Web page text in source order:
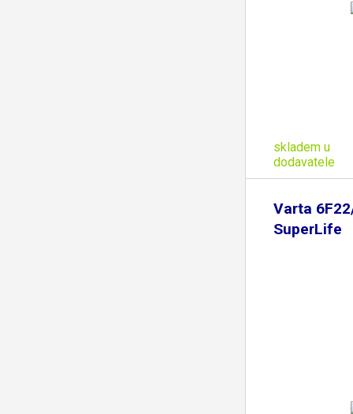
skladem u
dodavatele
Varta
SuperLife